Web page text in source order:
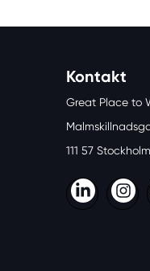
Kontakt
Great Place to
111 57 Stockholm